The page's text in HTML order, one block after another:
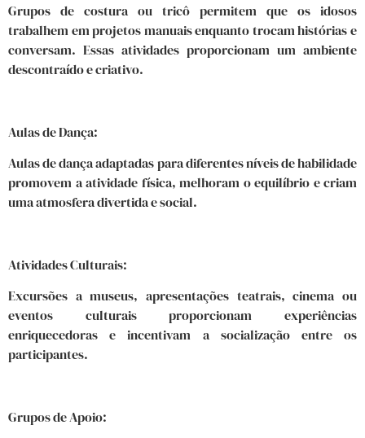
Grupos de costura ou tricô permitem que os idosos
trabalhem em projetos manuais enquanto trocam histórias e
conversam. Essas atividades proporcionam um ambiente
descontraído e criativo.
Aulas de Dança:
Aulas de dança adaptadas para diferentes níveis de habilidade
promovem a atividade física, melhoram o equilíbrio e criam
uma atmosfera divertida e social.
Atividades Culturais:
Excursões a museus, apresentações teatrais, cinema ou
eventos culturais proporcionam experiências
enriquecedoras e incentivam a socialização entre os
participantes.
Grupos de Apoio: